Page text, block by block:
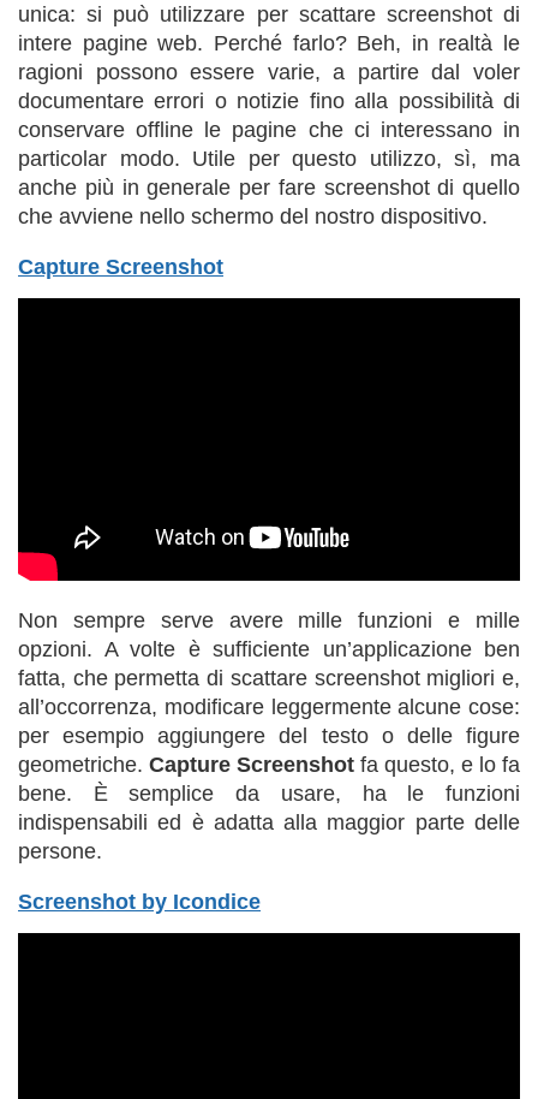
unica: si può utilizzare per scattare screenshot di
intere pagine web. Perché farlo? Beh, in realtà le
ragioni possono essere varie, a partire dal voler
documentare errori o notizie fino alla possibilità di
conservare offline le pagine che ci interessano in
particolar modo. Utile per questo utilizzo, sì, ma
anche più in generale per fare screenshot di quello
che avviene nello schermo del nostro dispositivo.
Capture Screenshot
Non sempre serve avere mille funzioni e mille
opzioni. A volte è sufficiente un’applicazione ben
fatta, che permetta di scattare screenshot migliori e,
all’occorrenza, modificare leggermente alcune cose:
per esempio aggiungere del testo o delle figure
geometriche. Capture Screenshot fa questo, e lo fa
bene. È semplice da usare, ha le funzioni
indispensabili ed è adatta alla maggior parte delle
persone.
Screenshot by Icondice